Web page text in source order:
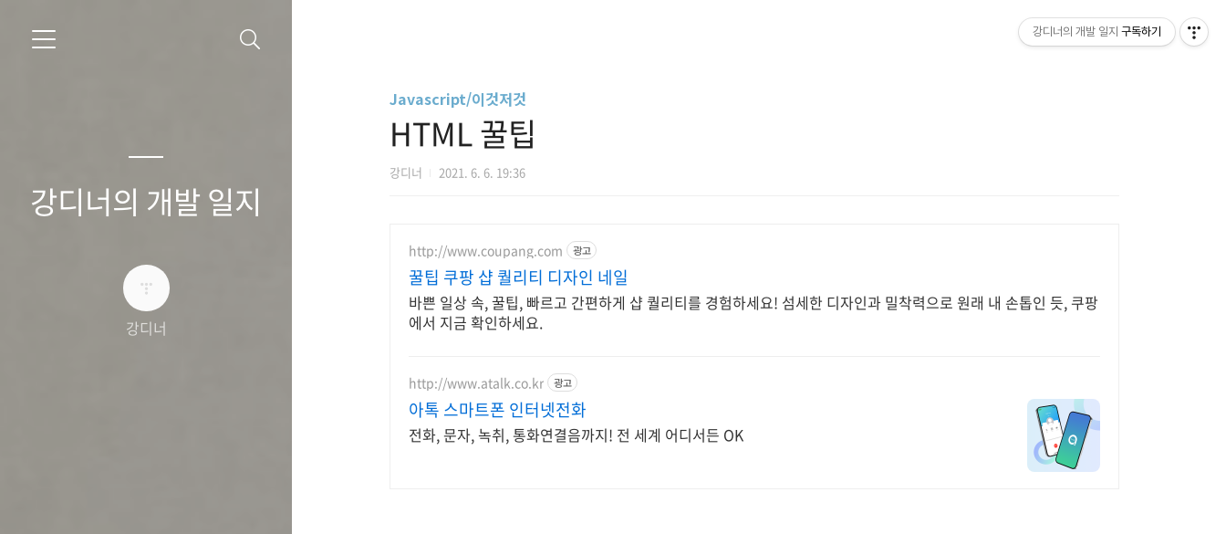
강디너의 개발 일지
강디너
Javascript/이것저것
HTML 꿀팁
강디너 2021. 6. 6. 19:36
http://www.coupang.com 광고
꿀팁 쿠팡 샵 퀄리티 디자인 네일
바쁜 일상 속, 꿀팁, 빠르고 간편하게 샵 퀄리티를 경험하세요! 섬세한 디자인과 밀착력으로 원래 내 손톱인 듯, 쿠팡
에서 지금 확인하세요.
http://www.atalk.co.kr 광고
아톡 스마트폰 인터넷전화
전화, 문자, 녹취, 통화연결음까지! 전 세계 어디서든 OK
강디너의 개발 일지 구독하기